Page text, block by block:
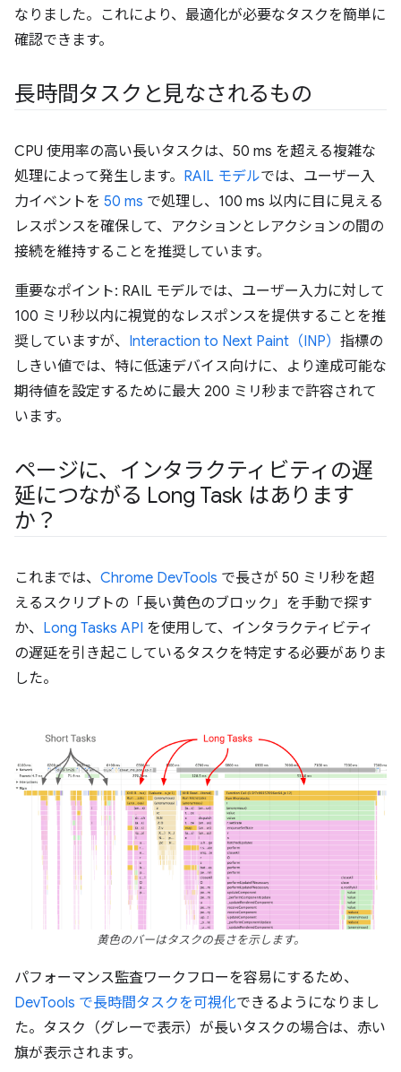
なりました。これにより、最適化が必要なタスクを簡単に
確認できます。
長時間タスクと見なされるもの
CPU 使用率の高い長いタスクは、50 ms を超える複雑な
処理によって発生します。 RAIL モデルでは、ユーザー入
力イベントを 50 ms で処理し、100 ms 以内に目に見える
レスポンスを確保して、アクションとレアクションの間の
接続を維持することを推奨しています。
重要なポイント: RAIL モデルでは、ユーザー入力に対して
100 ミリ秒以内に視覚的なレスポンスを提供することを推
奨していますが、 Interaction to Next Paint（INP） 指標の
しきい値では、特に低速デバイス向けに、より達成可能な
期待値を設定するために最大 200 ミリ秒まで許容されて
います。
ページに、インタラクティビティの遅
延につながる Long Task はあります
か？
これまでは、 Chrome DevTools で長さが 50 ミリ秒を超
えるスクリプトの「長い黄色のブロック」を手動で探す
か、 Long Tasks API を使用して、インタラクティビティ
の遅延を引き起こしているタスクを特定する必要がありま
した。
黄色のバーはタスクの長さを示します。
パフォーマンス監査ワークフローを容易にするため、
DevTools で長時間タスクを可視化できるようになりまし
た。タスク（グレーで表示）が長いタスクの場合は、赤い
旗が表示されます。